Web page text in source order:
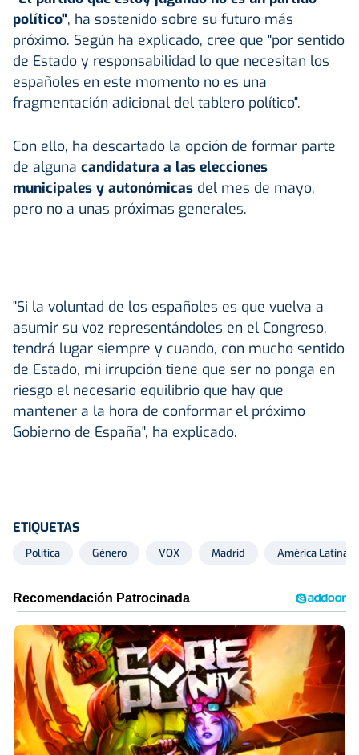
político", ha sostenido sobre su futuro más
próximo. Según ha explicado, cree que "por sentido
de Estado y responsabilidad lo que necesitan los
españoles en este momento no es una
fragmentación adicional del tablero político".
Con ello, ha descartado la opción de formar parte
de alguna candidatura a las elecciones
municipales y autonómicas del mes de mayo,
pero no a unas próximas generales.
"Si la voluntad de los españoles es que vuelva a
asumir su voz representándoles en el Congreso,
tendrá lugar siempre y cuando, con mucho sentido
de Estado, mi irrupción tiene que ser no ponga en
riesgo el necesario equilibrio que hay que
mantener a la hora de conformar el próximo
Gobierno de España", ha explicado.
ETIQUETAS
Política Género VOX Madrid América Latina